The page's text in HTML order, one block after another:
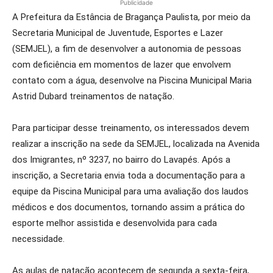
Publicidade
A Prefeitura da Estância de Bragança Paulista, por meio da
Secretaria Municipal de Juventude, Esportes e Lazer
(SEMJEL), a fim de desenvolver a autonomia de pessoas
com deficiência em momentos de lazer que envolvem
contato com a água, desenvolve na Piscina Municipal Maria
Astrid Dubard treinamentos de natação.
Para participar desse treinamento, os interessados devem
realizar a inscrição na sede da SEMJEL, localizada na Avenida
dos Imigrantes, nº 3237, no bairro do Lavapés. Após a
inscrição, a Secretaria envia toda a documentação para a
equipe da Piscina Municipal para uma avaliação dos laudos
médicos e dos documentos, tornando assim a prática do
esporte melhor assistida e desenvolvida para cada
necessidade.
As aulas de natação acontecem de segunda a sexta-feira,